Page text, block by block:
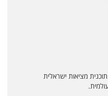
היא תוכנית מציאות ישראלית